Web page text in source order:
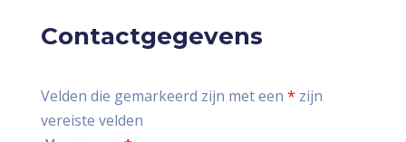
Contactgegevens
Velden die gemarkeerd zijn met een * zijn
vereiste velden